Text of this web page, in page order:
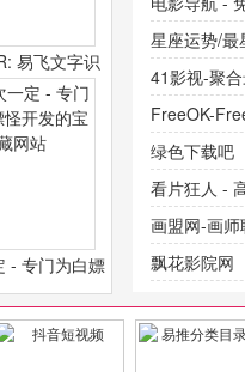
易飞文字识
线图片转文
字
- 专门为白嫖
宝藏网站
台内容丰富
观看，满足
广告、高清
就来这！ |
来这！收录
星座运势/最
神婆星座网
41影视-聚
的电视剧最
提供最新成
大全、好看
在线观看，
好看的动作
FreeOK-
官网-最新
绿色下载吧
看片狂人 -
源免费在线
画盟网-画师
飘花影院网
页版入口